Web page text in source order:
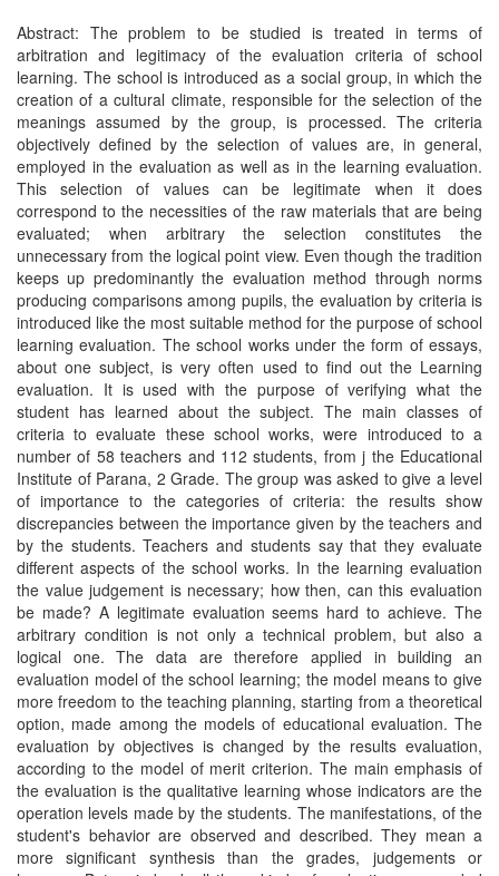
Abstract: The problem to be studied is treated in terms of
arbitration and legitimacy of the evaluation criteria of school
learning. The school is introduced as a social group, in which the
creation of a cultural climate, responsible for the selection of the
meanings assumed by the group, is processed. The criteria
objectively defined by the selection of values are, in general,
employed in the evaluation as well as in the learning evaluation.
This selection of values can be legitimate when it does
correspond to the necessities of the raw materials that are being
evaluated; when arbitrary the selection constitutes the
unnecessary from the logical point view. Even though the tradition
keeps up predominantly the evaluation method through norms
producing comparisons among pupils, the evaluation by criteria is
introduced like the most suitable method for the purpose of school
learning evaluation. The school works under the form of essays,
about one subject, is very often used to find out the Learning
evaluation. It is used with the purpose of verifying what the
student has learned about the subject. The main classes of
criteria to evaluate these school works, were introduced to a
number of 58 teachers and 112 students, from j the Educational
Institute of Parana, 2 Grade. The group was asked to give a level
of importance to the categories of criteria: the results show
discrepancies between the importance given by the teachers and
by the students. Teachers and students say that they evaluate
different aspects of the school works. In the learning evaluation
the value judgement is necessary; how then, can this evaluation
be made? A legitimate evaluation seems hard to achieve. The
arbitrary condition is not only a technical problem, but also a
logical one. The data are therefore applied in building an
evaluation model of the school learning; the model means to give
more freedom to the teaching planning, starting from a theoretical
option, made among the models of educational evaluation. The
evaluation by objectives is changed by the results evaluation,
according to the model of merit criterion. The main emphasis of
the evaluation is the qualitative learning whose indicators are the
operation levels made by the students. The manifestations, of the
student's behavior are observed and described. They mean a
more significant synthesis than the grades, judgements or